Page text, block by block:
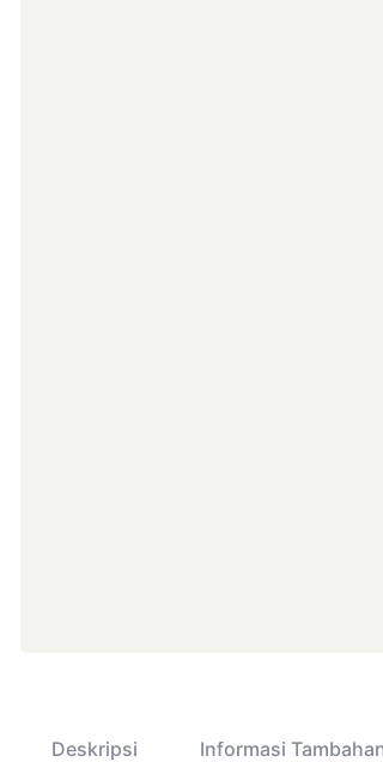
Deskripsi Informasi